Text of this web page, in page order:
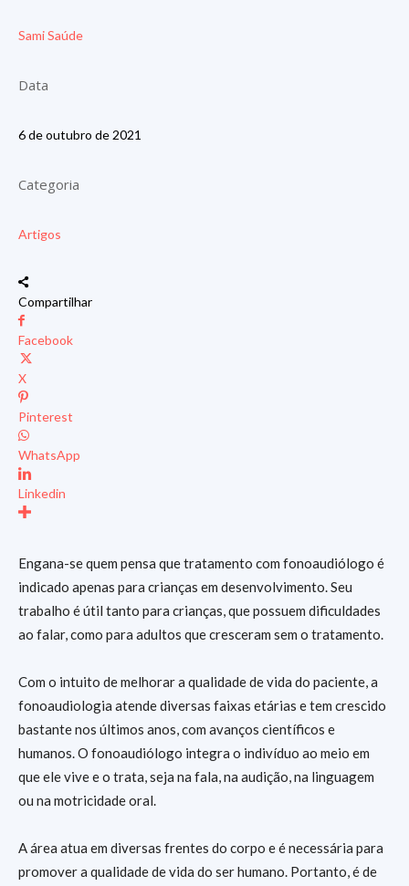
Sami Saúde
Data
6 de outubro de 2021
Categoria
Artigos
Compartilhar
Facebook
X
Pinterest
WhatsApp
Linkedin
Engana-se quem pensa que tratamento com fonoaudiólogo é
indicado apenas para crianças em desenvolvimento. Seu
trabalho é útil tanto para crianças, que possuem dificuldades
ao falar, como para adultos que cresceram sem o tratamento.
Com o intuito de melhorar a qualidade de vida do paciente, a
fonoaudiologia atende diversas faixas etárias e tem crescido
bastante nos últimos anos, com avanços científicos e
humanos. O fonoaudiólogo integra o indivíduo ao meio em
que ele vive e o trata, seja na fala, na audição, na linguagem
ou na motricidade oral.
A área atua em diversas frentes do corpo e é necessária para
promover a qualidade de vida do ser humano. Portanto, é de